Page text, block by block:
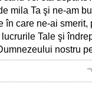
mila Ta şi ne-am
în care ne-ai
Tale şi
nostru